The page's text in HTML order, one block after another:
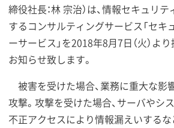
締役社長：林 宗治）は、情報セキュリ
するコンサルティングサービス「セキ
ーサービス」を2018年8月7日（火）よ
お知らせ致します。
被害を受けた場合、業務に重大な影
攻撃。攻撃を受けた場合、サーバやシ
不正アクセスにより情報漏えいする